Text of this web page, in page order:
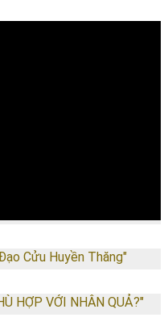
Cửu Huyền Thăng"
HỢP VỚI NHÂN QUẢ?"